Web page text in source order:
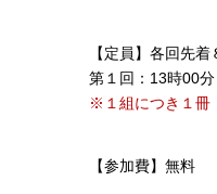
【定員】各回先着
第１回：13時00
※１組につき１冊
【参加費】無料